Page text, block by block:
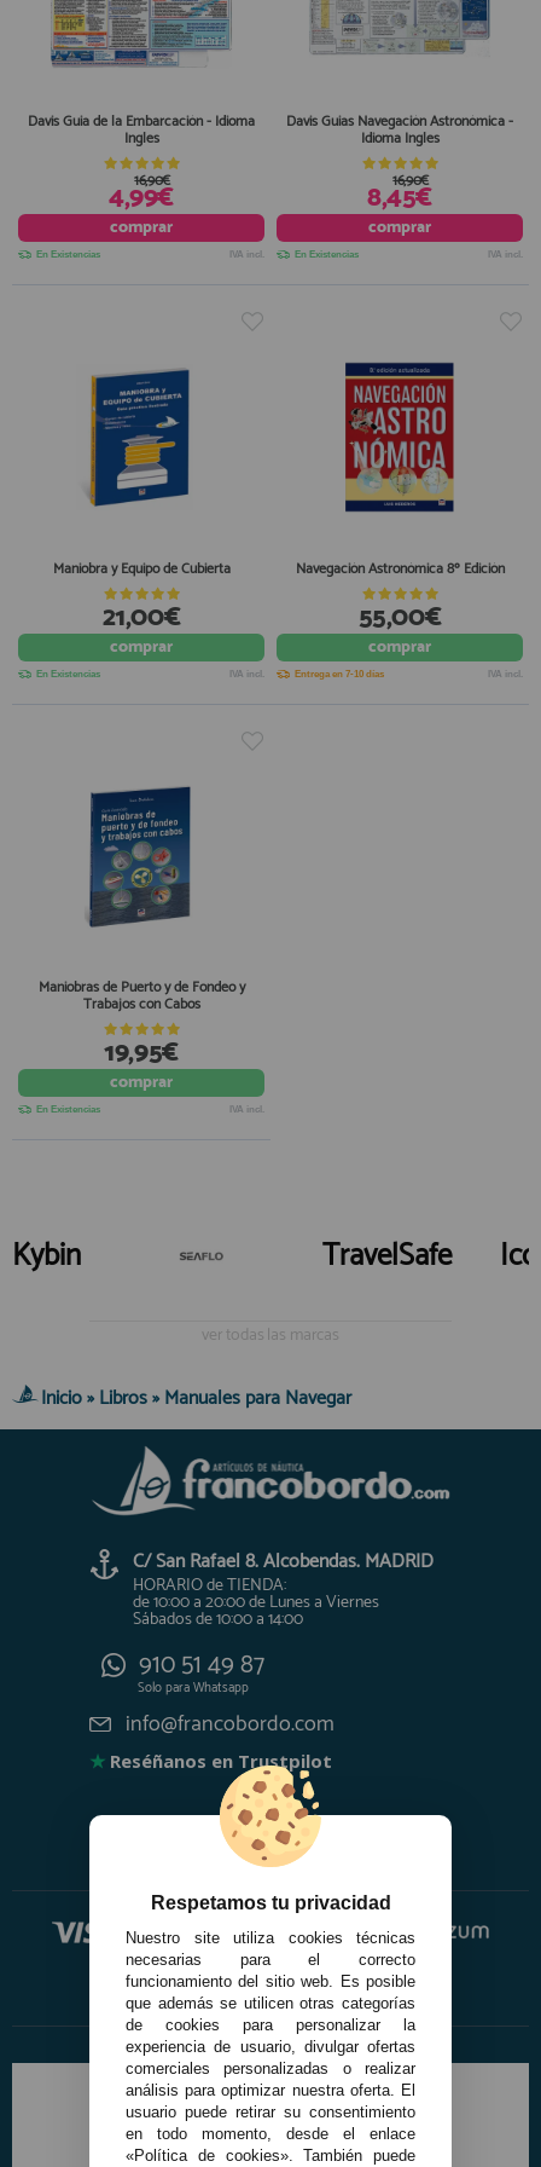
Davis Guia de la Embarcación - Idioma
Ingles
4,99€
16,90€
comprar
En Existencias IVA incl.
Davis Guias Navegación Astronómica -
Idioma Ingles
8,45€
16,90€
comprar
En Existencias IVA incl.
Maniobra y Equipo de Cubierta
21,00€
comprar
En Existencias IVA incl.
Navegación Astronómica 8º Edición
55,00€
comprar
Entrega en 7-10 días IVA incl.
Maniobras de Puerto y de Fondeo y
Trabajos con Cabos
19,95€
comprar
En Existencias IVA incl.
Kybin TravelSafe
ver todas las marcas
Inicio»Libros»Manuales para Navegar
C/ San Rafael 8. Alcobendas. MADRID
HORARIO de TIENDA:
de 10:00 a 20:00 de Lunes a Viernes
Sábados de 10:00 a 14:00
910 51 49 87
Solo paraWhatsapp
info@francobordo.com
★ Reséñanos en Trustpilot
Respetamos tu privacidad
Nuestro site utiliza cookies técnicas
necesarias para el correcto
funcionamiento del sitio web. Es posible
que además se utilicen otras categorías
de cookies para personalizar la
experiencia de usuario, divulgar ofertas
comerciales personalizadas o realizar
análisis para optimizar nuestra oferta. El
usuario puede retirar su consentimiento
en todo momento, desde el enlace
«Política de cookies». También puede